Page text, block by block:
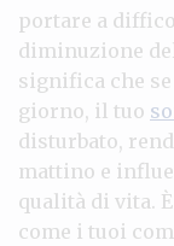
portare a
diminuzione
significa che
giorno, il tuo
disturbato,
mattino e
qualità di vita.
come i tuoi